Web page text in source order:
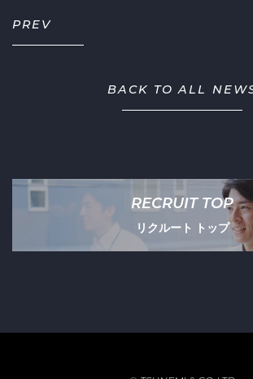
PREV
BACK TO ALL
RECRUIT TOP
リクルート トップ